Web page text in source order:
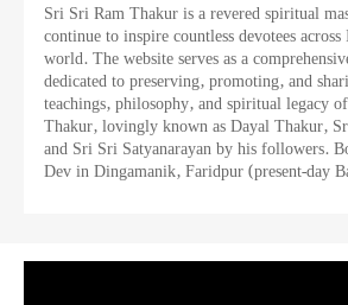
Sri Sri Ram Thakur is a revered spiritual
continue to inspire countless devotees
world. The website serves as a
dedicated to preserving, promoting, and
teachings, philosophy, and spiritual legacy
Thakur, lovingly known as Dayal Thakur,
and Sri Sri Satyanarayan by his followers.
Dev in Dingamanik, Faridpur (present-day